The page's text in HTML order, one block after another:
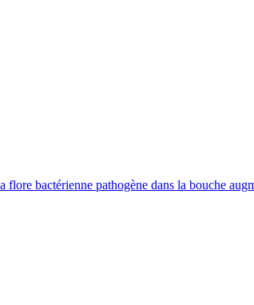
bactérienne pathogène dans la bouche